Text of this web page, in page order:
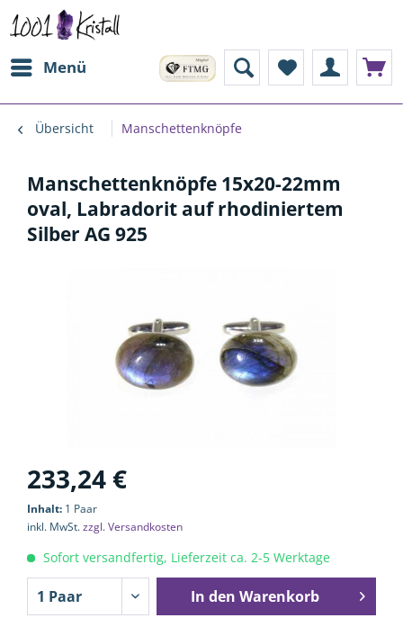
Menü
Übersicht Manschettenknöpfe
Manschettenknöpfe 15x20-22mm
oval, Labradorit auf rhodiniertem
Silber AG 925
233,24 €
Inhalt: 1 Paar
inkl. MwSt.zzgl. Versandkosten
Sofort versandfertig, Lieferzeit ca. 2-5 Werktage
In den Warenkorb